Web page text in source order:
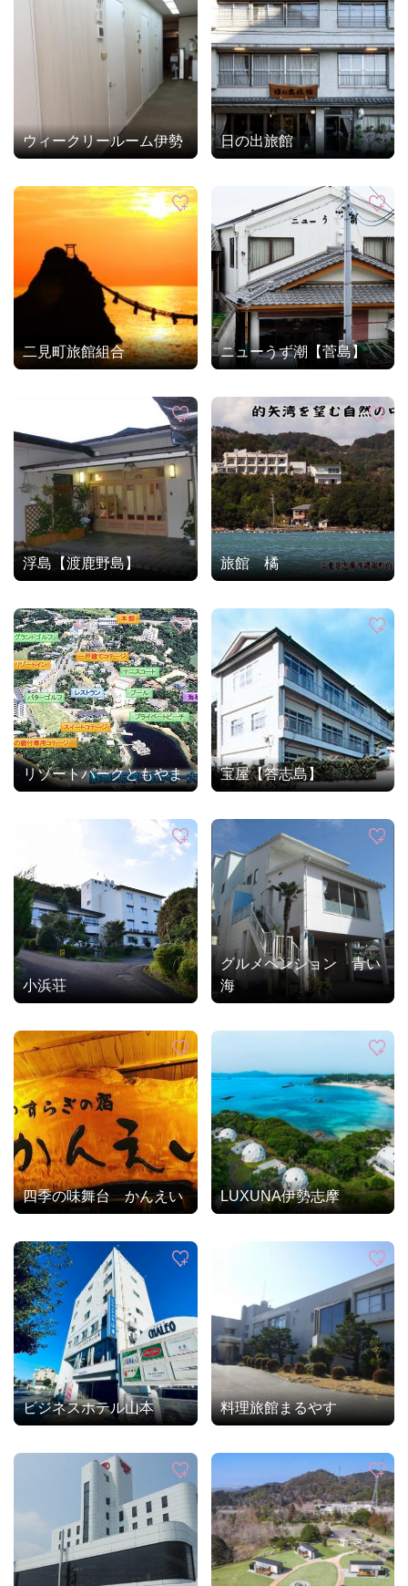
ウィークリールーム伊勢 日の出旅館
二見町旅館組合 ニューうず潮【菅島】
浮島【渡鹿野島】 旅館 橘
リゾートパークともやま 宝屋【答志島】
小浜荘
グルメペンション 青い
海
四季の味舞台 かんえい LUXUNA伊勢志摩
ビジネスホテル山本 料理旅館まるやす